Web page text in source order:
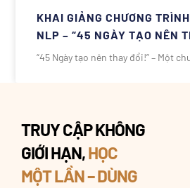
KHAI GIẢNG CHƯƠNG
NLP – “45 NGÀY TẠO NÊN
“45 Ngày tạo nên thay đổi!” – Một
TRUY CẬP KHÔNG
GIỚI HẠN,HỌC
MỘT LẦN – DÙNG